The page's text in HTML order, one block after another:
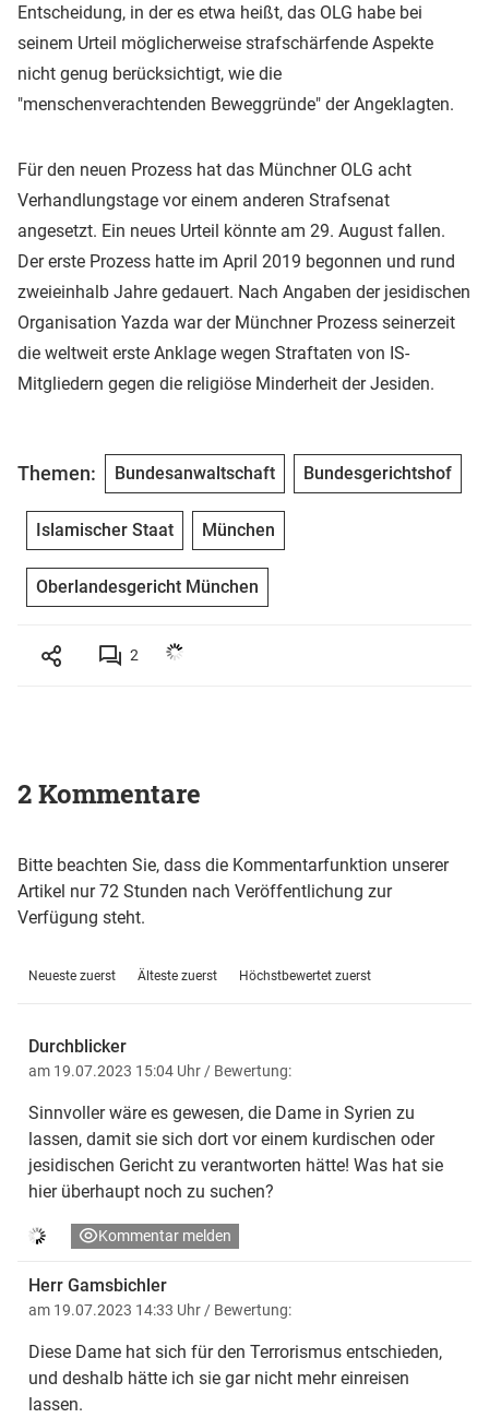
Entscheidung, in der es etwa heißt, das OLG habe bei
seinem Urteil möglicherweise strafschärfende Aspekte
nicht genug berücksichtigt, wie die
"menschenverachtenden Beweggründe" der Angeklagten.
Für den neuen Prozess hat das Münchner OLG acht
Verhandlungstage vor einem anderen Strafsenat
angesetzt. Ein neues Urteil könnte am 29. August fallen.
Der erste Prozess hatte im April 2019 begonnen und rund
zweieinhalb Jahre gedauert. Nach Angaben der jesidischen
Organisation Yazda war der Münchner Prozess seinerzeit
die weltweit erste Anklage wegen Straftaten von IS-
Mitgliedern gegen die religiöse Minderheit der Jesiden.
Themen: Bundesanwaltschaft Bundesgerichtshof
Islamischer Staat München
Oberlandesgericht München
2
2 Kommentare
Bitte beachten Sie, dass die Kommentarfunktion unserer
Artikel nur 72 Stunden nach Veröffentlichung zur
Verfügung steht.
Neueste zuerst Älteste zuerst Höchstbewertet zuerst
Durchblicker
am 19.07.2023 15:04 Uhr / Bewertung:
Sinnvoller wäre es gewesen, die Dame in Syrien zu
lassen, damit sie sich dort vor einem kurdischen oder
jesidischen Gericht zu verantworten hätte! Was hat sie
hier überhaupt noch zu suchen?
Kommentar melden
Herr Gamsbichler
am 19.07.2023 14:33 Uhr / Bewertung:
Diese Dame hat sich für den Terrorismus entschieden,
und deshalb hätte ich sie gar nicht mehr einreisen
lassen.